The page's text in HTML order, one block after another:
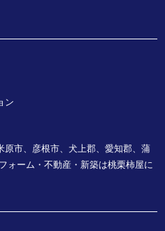
ン
市、彦根市、犬上郡、愛知郡、蒲
ォーム・不動産・新築は桃栗柿屋に